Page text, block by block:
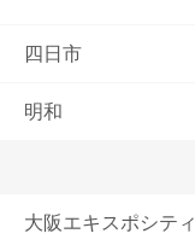
四日市
明和
大阪エキスポシティ